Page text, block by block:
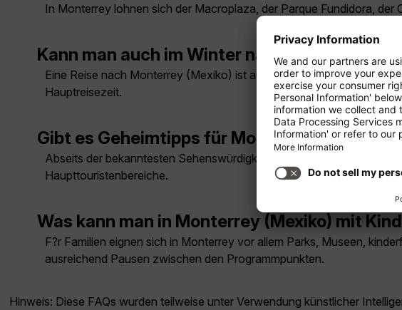
In Monterrey lohnen sich der Macroplaza, der Parque Fundidora,
Kann man auch im Winter nach Monterrey
Eine Reise nach Monterrey (Mexiko) ist auch im Winter möglich. Je
Hauptreisezeit.
Gibt es Geheimtipps für Monterrey (Mexiko)?
Abseits der bekanntesten Sehenswürdigkeiten lohnen sich in
Haupttouristenbereiche.
Was kann man in Monterrey (Mexiko) mit
F?r Familien eignen sich in Monterrey vor allem Parks, Museen,
ausreichend Pausen zwischen den Programmpunkten.
Hinweis: Diese FAQs wurden teilweise unter Verwendung künstlicher